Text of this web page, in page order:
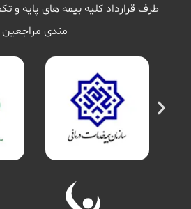
طرف قرارداد کلیه بیمه های پایه و
مندی مراجعین